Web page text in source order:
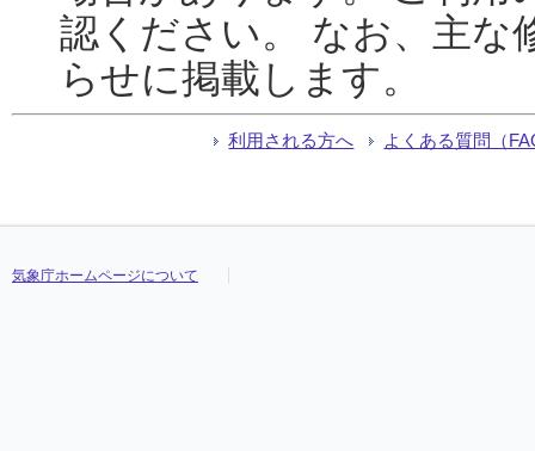
認ください。 なお、主な
らせに掲載します。
利用される方へ よくある質問（
気象庁ホームページについて